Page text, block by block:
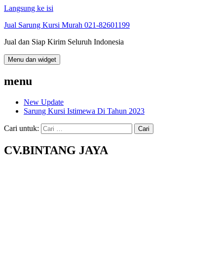
Langsung ke isi
Jual Sarung Kursi Murah 021-82601199
Jual dan Siap Kirim Seluruh Indonesia
Menu dan widget
menu
New Update
Sarung Kursi Istimewa Di Tahun 2023
Cari untuk:
CV.BINTANG JAYA